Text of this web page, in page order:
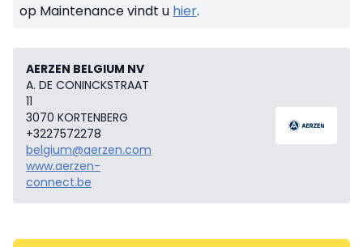
op Maintenance vindt u hier.
AERZEN BELGIUM NV
A. DE CONINCKSTRAAT
11
3070 KORTENBERG
+3227572278
belgium@aerzen.com
www.aerzen-
connect.be